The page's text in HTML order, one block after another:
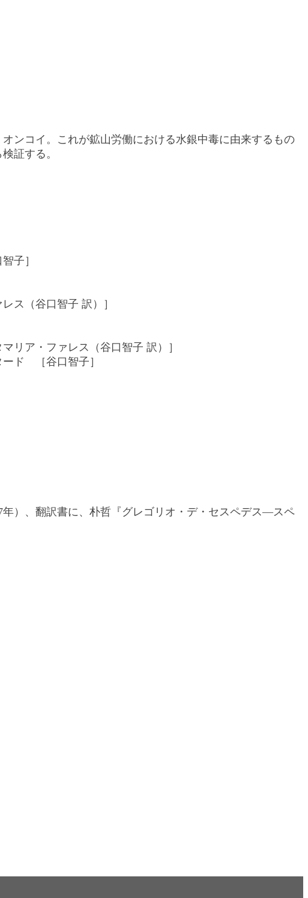
ンコイ。これが鉱山労働における水銀中毒に由来するもの
証する。
子］
ス（谷口智子 訳）］
ア・ファレス（谷口智子 訳）］
ド ［谷口智子］
）、翻訳書に、朴哲『グレゴリオ・デ・セスペデス―スペ